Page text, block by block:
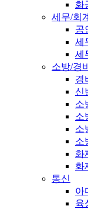
화
세무/회계
공
세
세
소방/경비
경
신
소
소
소
소
화
화
통신
아
육